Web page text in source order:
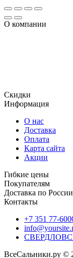
О компании
Скидки
Информация
О нас
Доставка
Оплата
Карта сайта
Акции
Гибкие цены
Покупателям
Доставка по России
Контакты
+7 351 77-
ВсеСальники.ру ©